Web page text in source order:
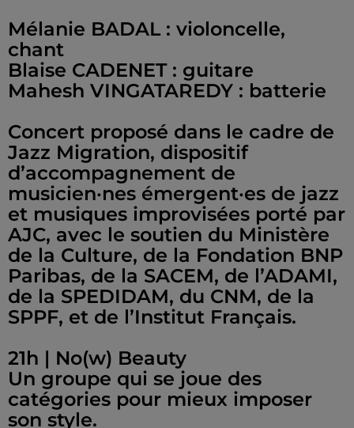
Mélanie BADAL : violoncelle,
chant
Blaise CADENET : guitare
Mahesh VINGATAREDY : batterie
Concert proposé dans le cadre de
Jazz Migration, dispositif
d’accompagnement de
musicien·nes émergent·es de jazz
et musiques improvisées porté par
AJC, avec le soutien du Ministère
de la Culture, de la Fondation BNP
Paribas, de la SACEM, de l’ADAMI,
de la SPEDIDAM, du CNM, de la
SPPF, et de l’Institut Français.
21h | No(w) Beauty
Un groupe qui se joue des
catégories pour mieux imposer
son style.